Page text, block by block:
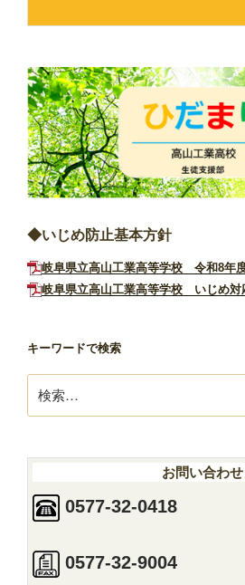
◆いじめ防止基本方針
岐阜県立高山工業高等学校 令和8年
岐阜県立高山工業高等学校 いじめ対
キーワードで検索
索:
お問い合わせ
0577-32-0418
0577-32-9004